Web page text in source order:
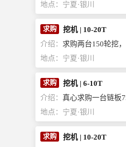
地点： 宁夏·银川
求购 挖机| 10-20T
介绍： 求购两台150轮挖
地点： 宁夏·银川
求购 挖机| 6-10T
介绍： 真心求购一台链板
地点： 宁夏·银川
求购 挖机| 10-20T